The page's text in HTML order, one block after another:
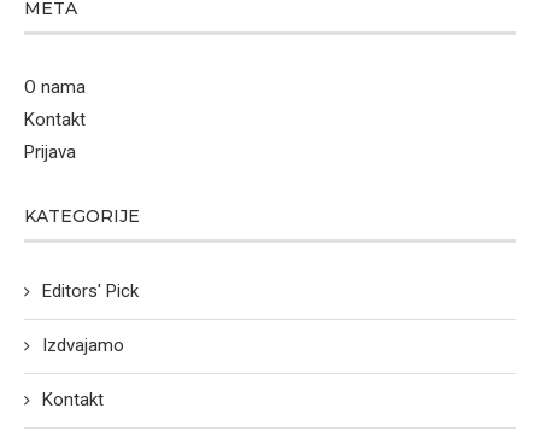
META
O nama
Kontakt
Prijava
KATEGORIJE
Editors' Pick
Izdvajamo
Kontakt